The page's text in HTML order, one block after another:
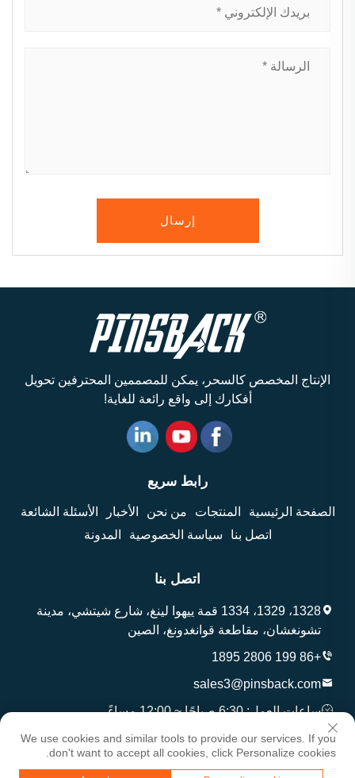
إرسال
الإنتاج المخصص كالسحر، يمكن للمصممين المحترفين تحويل
أفكارك إلى واقع رائعة للغاية!
رابط سريع
الصفحة الرئيسية المنتجات من نحن الأخبار
الأسئلة الشائعة
اتصل بنا
سياسة الخصوصية المدونة
اتصل بنا
1328، 1329، 1334 قمة ييهوا لينغ، شارع شيتشي، مدينة
تشونغشان، مقاطعة قوانغدونغ، الصين
+86 199 2806 1895
sales3@pinsback.com
ساعات العمل: 6:30 صباحًا ~ 12:00 مساءً
حقوق النشر © شركة تشنغشان وانتاي للحرف اليدوية والهدايا
We use cookies and similar tools to provide our services. If you
don't want to accept all cookies, click Personalize cookies.